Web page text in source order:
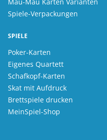
Spiele-Verpackungen
SPIELE
Poker-Karten
Eigenes Quartett
Schafkopf-Karten
Skat mit Aufdruck
Brettspiele drucken
MeinSpiel-Shop